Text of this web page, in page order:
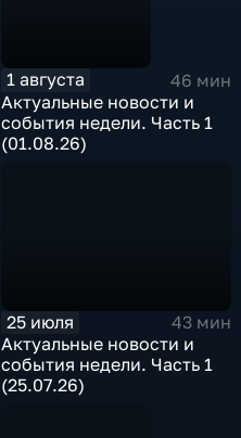
1 августа
46 мин
Актуальные новости и
события недели. Часть 1
(01.08.26)
25 июля
43 мин
Актуальные новости и
события недели. Часть 1
(25.07.26)